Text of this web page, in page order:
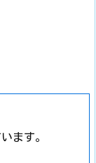
ます。